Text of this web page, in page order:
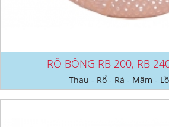
RỔ BÔNG RB 200, RB
Thau - Rổ - Rá - Mâm -